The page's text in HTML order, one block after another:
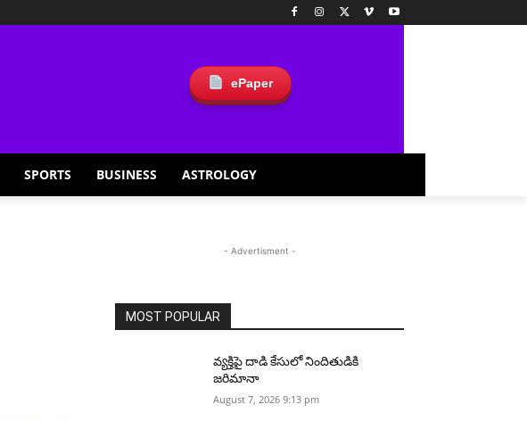
ePaper
SPORTS BUSINESS ASTROLOGY
- Advertisment -
MOST POPULAR
వ్యక్తిపై దాడి కేసులో నిందితుడికి
జరిమానా
August 7, 2026 9:13 pm